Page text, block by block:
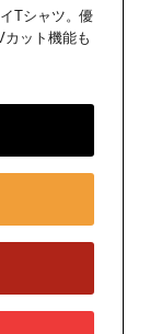
Tシャツ。優
ット機能も